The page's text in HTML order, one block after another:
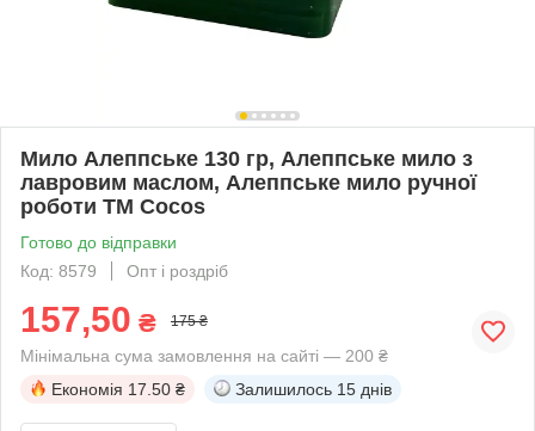
Мило Алеппське 130 гр, Алеппське мило з
лавровим маслом, Алеппське мило ручної
роботи ТМ Cocos
Готово до відправки
Код: 8579
Опт і роздріб
157,50 ₴ 175 ₴
Мінімальна сума замовлення на сайті — 200 ₴
Економія 17.50 ₴ Залишилось 15 днів